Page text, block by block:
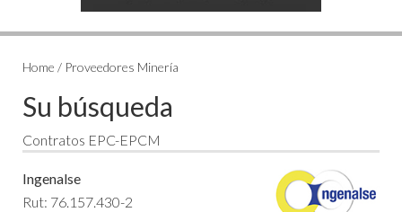
Home / Proveedores Minería
Su búsqueda
Contratos EPC-EPCM
Ingenalse
Rut: 76.157.430-2